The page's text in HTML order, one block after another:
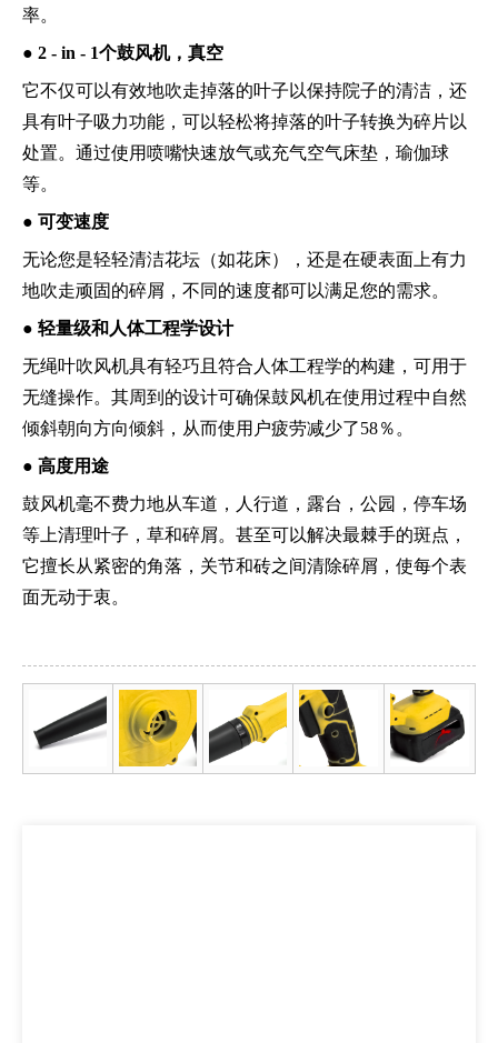
率。
● 2 - in - 1个鼓风机，真空
它不仅可以有效地吹走掉落的叶子以保持院子的清洁，还
具有叶子吸力功能，可以轻松将掉落的叶子转换为碎片以
处置。通过使用喷嘴快速放气或充气空气床垫，瑜伽球
等。
● 可变速度
无论您是轻轻清洁花坛（如花床），还是在硬表面上有力
地吹走顽固的碎屑，不同的速度都可以满足您的需求。
● 轻量级和人体工程学设计
无绳叶吹风机具有轻巧且符合人体工程学的构建，可用于
无缝操作。其周到的设计可确保鼓风机在使用过程中自然
倾斜朝向方向倾斜，从而使用户疲劳减少了58％。
● 高度用途
鼓风机毫不费力地从车道，人行道，露台，公园，停车场
等上清理叶子，草和碎屑。甚至可以解决最棘手的斑点，
它擅长从紧密的角落，关节和砖之间清除碎屑，使每个表
面无动于衷。